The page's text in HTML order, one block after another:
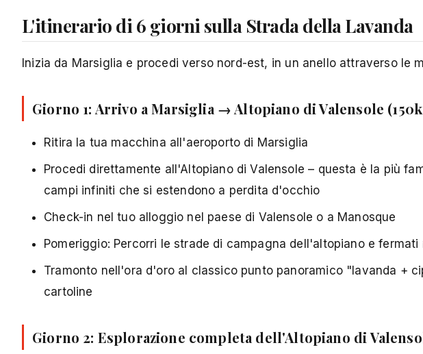
L'itinerario di 6 giorni sulla Strada della Lavanda
Inizia da Marsiglia e procedi verso nord-est, in un anello attraverso le
Giorno 1: Arrivo a Marsiglia → Altopiano di Valensole
Ritira la tua macchina all'aeroporto di Marsiglia
Procedi direttamente all'Altopiano di Valensole – questa è la più
campi infiniti che si estendono a perdita d'occhio
Check-in nel tuo alloggio nel paese di Valensole o a Manosque
Pomeriggio: Percorri le strade di campagna dell'altopiano e
Tramonto nell'ora d'oro al classico punto panoramico "lavanda +
cartoline
Giorno 2: Esplorazione completa dell'Altopiano di